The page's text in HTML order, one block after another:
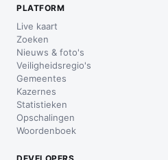
PLATFORM
Live kaart
Zoeken
Nieuws & foto's
Veiligheidsregio's
Gemeentes
Kazernes
Statistieken
Opschalingen
Woordenboek